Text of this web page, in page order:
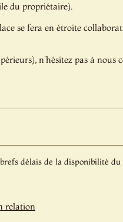
du propriétaire).
se fera en étroite
n'hésitez pas à nous
délais de la disponibilité
relation